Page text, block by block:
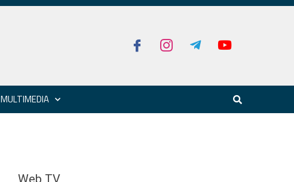
MULTIMEDIA
Web TV